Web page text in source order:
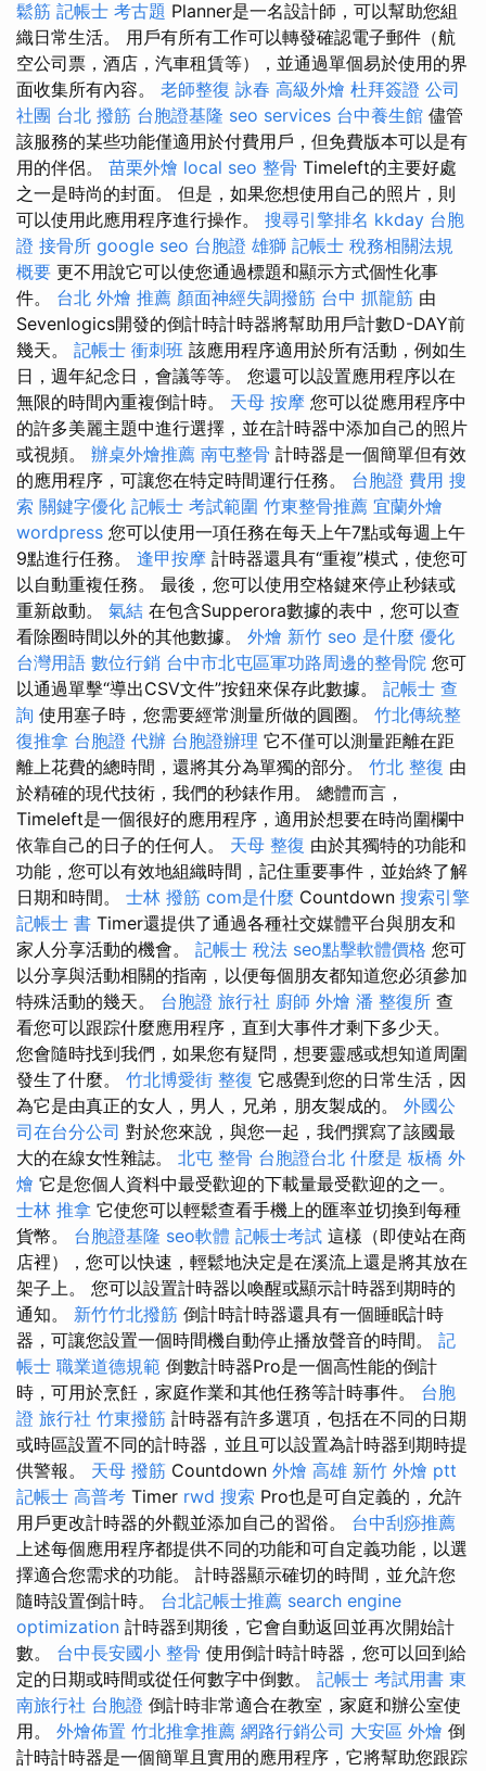
鬆筋 記帳士 考古題 Planner是一名設計師，可以幫助您組
織日常生活。 用戶有所有工作可以轉發確認電子郵件（航
空公司票，酒店，汽車租賃等），並通過單個易於使用的界
面收集所有內容。 老師整復 詠春 高級外燴 杜拜簽證 公司
社團 台北 撥筋 台胞證基隆 seo services 台中養生館 儘管
該服務的某些功能僅適用於付費用戶，但免費版本可以是有
用的伴侶。 苗栗外燴 local seo 整骨 Timeleft的主要好處
之一是時尚的封面。 但是，如果您想使用自己的照片，則
可以使用此應用程序進行操作。 搜尋引擎排名 kkday 台胞
證 接骨所 google seo 台胞證 雄獅 記帳士 稅務相關法規
概要 更不用說它可以使您通過標題和顯示方式個性化事
件。 台北 外燴 推薦 顏面神經失調撥筋 台中 抓龍筋 由
Sevenlogics開發的倒計時計時器將幫助用戶計數D-DAY前
幾天。 記帳士 衝刺班 該應用程序適用於所有活動，例如生
日，週年紀念日，會議等等。 您還可以設置應用程序以在
無限的時間內重複倒計時。 天母 按摩 您可以從應用程序中
的許多美麗主題中進行選擇，並在計時器中添加自己的照片
或視頻。 辦桌外燴推薦 南屯整骨 計時器是一個簡單但有效
的應用程序，可讓您在特定時間運行任務。 台胞證 費用 搜
索 關鍵字優化 記帳士 考試範圍 竹東整骨推薦 宜蘭外燴
wordpress 您可以使用一項任務在每天上午7點或每週上午
9點進行任務。 逢甲按摩 計時器還具有“重複”模式，使您可
以自動重複任務。 最後，您可以使用空格鍵來停止秒錶或
重新啟動。 氣結 在包含Supperora數據的表中，您可以查
看除圈時間以外的其他數據。 外燴 新竹 seo 是什麼 優化
台灣用語 數位行銷 台中市北屯區軍功路周邊的整骨院 您可
以通過單擊“導出CSV文件”按鈕來保存此數據。 記帳士 查
詢 使用塞子時，您需要經常測量所做的圓圈。 竹北傳統整
復推拿 台胞證 代辦 台胞證辦理 它不僅可以測量距離在距
離上花費的總時間，還將其分為單獨的部分。 竹北 整復 由
於精確的現代技術，我們的秒錶作用。 總體而言，
Timeleft是一個很好的應用程序，適用於想要在時尚圍欄中
依靠自己的日子的任何人。 天母 整復 由於其獨特的功能和
功能，您可以有效地組織時間，記住重要事件，並始終了解
日期和時間。 士林 撥筋 com是什麼 Countdown 搜索引擎
記帳士 書 Timer還提供了通過各種社交媒體平台與朋友和
家人分享活動的機會。 記帳士 稅法 seo點擊軟體價格 您可
以分享與活動相關的指南，以便每個朋友都知道您必須參加
特殊活動的幾天。 台胞證 旅行社 廚師 外燴 潘 整復所 查
看您可以跟踪什麼應用程序，直到大事件才剩下多少天。
您會隨時找到我們，如果您有疑問，想要靈感或想知道周圍
發生了什麼。 竹北博愛街 整復 它感覺到您的日常生活，因
為它是由真正的女人，男人，兄弟，朋友製成的。 外國公
司在台分公司 對於您來說，與您一起，我們撰寫了該國最
大的在線女性雜誌。 北屯 整骨 台胞證台北 什麼是 板橋 外
燴 它是您個人資料中最受歡迎的下載量最受歡迎的之一。
士林 推拿 它使您可以輕鬆查看手機上的匯率並切換到每種
貨幣。 台胞證基隆 seo軟體 記帳士考試 這樣（即使站在商
店裡），您可以快速，輕鬆地決定是在溪流上還是將其放在
架子上。 您可以設置計時器以喚醒或顯示計時器到期時的
通知。 新竹竹北撥筋 倒計時計時器還具有一個睡眠計時
器，可讓您設置一個時間機自動停止播放聲音的時間。 記
帳士 職業道德規範 倒數計時器Pro是一個高性能的倒計
時，可用於烹飪，家庭作業和其他任務等計時事件。 台胞
證 旅行社 竹東撥筋 計時器有許多選項，包括在不同的日期
或時區設置不同的計時器，並且可以設置為計時器到期時提
供警報。 天母 撥筋 Countdown 外燴 高雄 新竹 外燴 ptt
記帳士 高普考 Timer rwd 搜索 Pro也是可自定義的，允許
用戶更改計時器的外觀並添加自己的習俗。 台中刮痧推薦
上述每個應用程序都提供不同的功能和可自定義功能，以選
擇適合您需求的功能。 計時器顯示確切的時間，並允許您
隨時設置倒計時。 台北記帳士推薦 search engine
optimization 計時器到期後，它會自動返回並再次開始計
數。 台中長安國小 整骨 使用倒計時計時器，您可以回到給
定的日期或時間或從任何數字中倒數。 記帳士 考試用書 東
南旅行社 台胞證 倒計時非常適合在教室，家庭和辦公室使
用。 外燴佈置 竹北推拿推薦 網路行銷公司 大安區 外燴 倒
計時計時器是一個簡單且實用的應用程序，它將幫助您跟踪